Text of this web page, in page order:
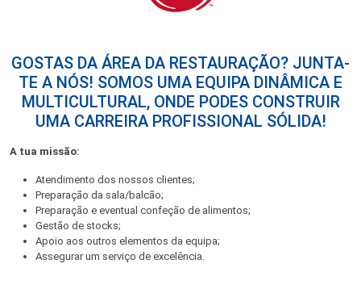
GOSTAS DA ÁREA DA RESTAURAÇÃO? JUNTA-
TE A NÓS! SOMOS UMA EQUIPA DINÂMICA E
MULTICULTURAL, ONDE PODES CONSTRUIR
UMA CARREIRA PROFISSIONAL SÓLIDA!
A tua missão:
Atendimento dos nossos clientes;
Preparação da sala/balcão;
Preparação e eventual confeção de alimentos;
Gestão de stocks;
Apoio aos outros elementos da equipa;
Assegurar um serviço de excelência.